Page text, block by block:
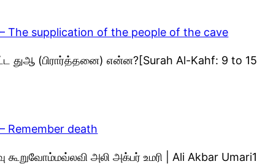
The supplication of the people of the cave
துஆ (பிரார்த்தனை) என்ன?[Surah Al-Kahf: 9 to
Remember death
அலி அக்பர் உமரி | Ali Akbar